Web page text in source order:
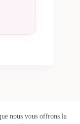
nous vous offrons la